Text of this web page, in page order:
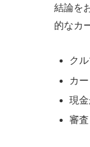
結論を
的なカ
ク
カ
現
審